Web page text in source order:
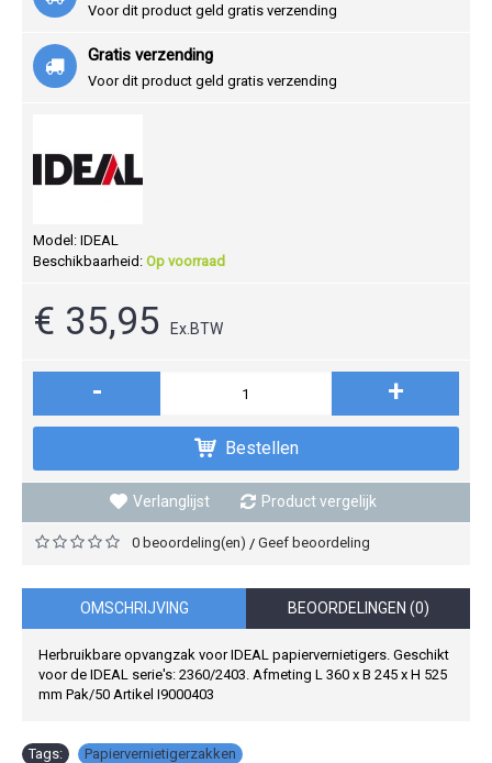
Voor dit product geld gratis verzending
Gratis verzending
Voor dit product geld gratis verzending
Model: IDEAL
Beschikbaarheid: Op voorraad
€ 35,95 Ex.BTW
- +
Bestellen
Verlanglijst Product vergelijk
0 beoordeling(en) / Geef beoordeling
OMSCHRIJVING BEOORDELINGEN (0)
Herbruikbare opvangzak voor IDEAL papiervernietigers. Geschikt
voor de IDEAL serie's: 2360/2403. Afmeting L 360 x B 245 x H 525
mm Pak/50 Artikel I9000403
Tags: Papiervernietigerzakken